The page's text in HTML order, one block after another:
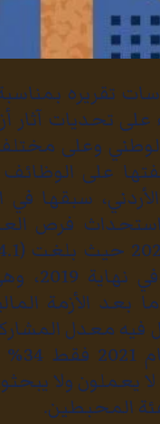
تقريره
تحديات آثار
الوطني وعلى
على
سبقها
استحداث فرص
كان
بعد الأزمة
فيه معدل
لا يعملون ولا
المحبطين.